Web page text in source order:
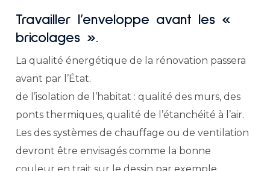
Travailler l’enveloppe avant les «
bricolages ».
La qualité énergétique de la rénovation passera
avant par l’État.
de l’isolation de l’habitat : qualité des murs, des
ponts thermiques, qualité de l’étanchéité à l’air.
Les des systèmes de chauffage ou de ventilation
devront être envisagés comme la bonne
couleur en trait sur le dessin par exemple.